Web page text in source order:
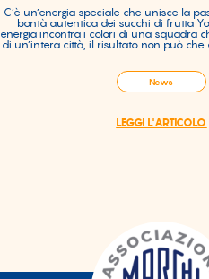
C’è un’energia speciale che unisce la
bontà autentica dei succhi di frutta
energia incontra i colori di una squadra
di un’intera città, il risultato non può
News
LEGGI L'ARTICOLO